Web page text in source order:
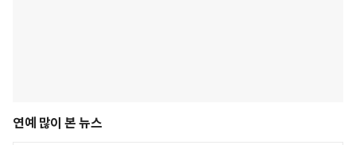
연예 많이 본 뉴스